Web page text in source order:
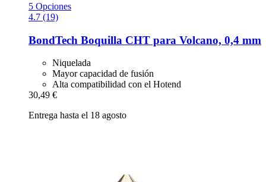
5 Opciones
4.7 (19)
BondTech Boquilla CHT para Volcano, 0,4 mm
Niquelada
Mayor capacidad de fusión
Alta compatibilidad con el Hotend
30,49 €
Entrega hasta el 18 agosto